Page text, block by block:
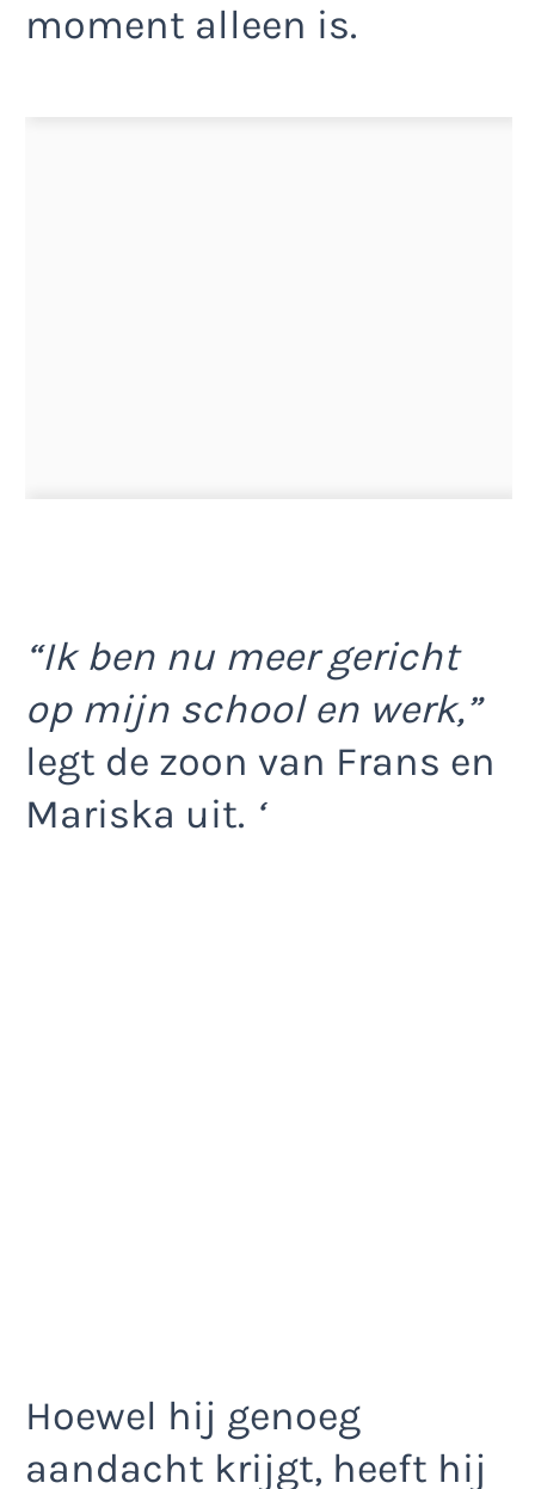
moment alleen is.
“Ik ben nu meer gericht
op mijn school en werk,”
legt de zoon van Frans en
Mariska uit. ‘
Hoewel hij genoeg
aandacht krijgt, heeft hij